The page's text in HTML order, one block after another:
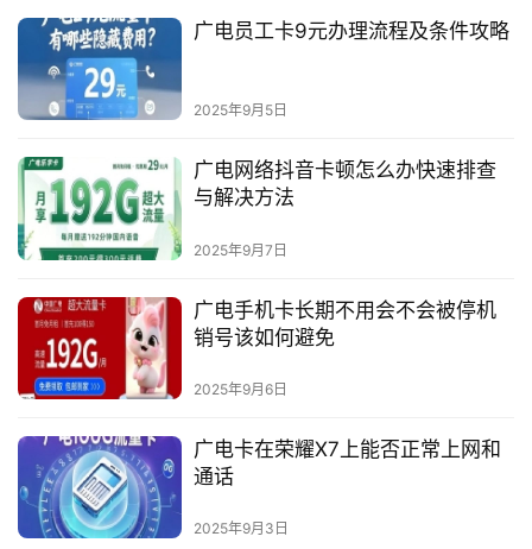
广电员工卡9元办理流程及条件攻略
2025年9月5日
广电网络抖音卡顿怎么办快速排查
与解决方法
2025年9月7日
广电手机卡长期不用会不会被停机
销号该如何避免
2025年9月6日
广电卡在荣耀X7上能否正常上网和
通话
2025年9月3日